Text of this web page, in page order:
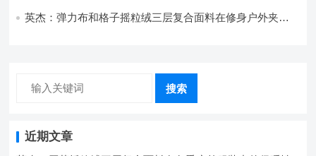
英杰：弹力布和格子摇粒绒三层复合面料在修身户外夹克
搜索
近期文章